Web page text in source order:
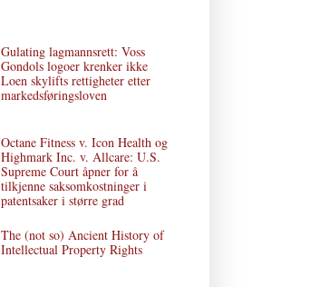
Gulating lagmannsrett: Voss
Gondols logoer krenker ikke
Loen skylifts rettigheter etter
markedsføringsloven
Octane Fitness v. Icon Health og
Highmark Inc. v. Allcare: U.S.
Supreme Court åpner for å
tilkjenne saksomkostninger i
patentsaker i større grad
The (not so) Ancient History of
Intellectual Property Rights